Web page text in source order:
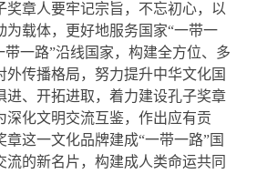
奖章人要牢记宗旨，不忘初心，以
为载体，更好地服务国家“一带一
带一路”沿线国家，构建全方位、多
外传播格局，努力提升中华文化国
进、开拓进取，着力建设孔子奖章
深化文明交流互鉴，作出应有贡
章这一文化品牌建成“一带一路”国
流的新名片，构建成人类命运共同